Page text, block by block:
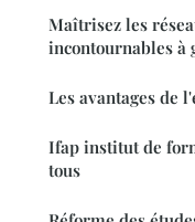
Maîtrisez les
incontournables à
Les avantages de
Ifap institut de
tous